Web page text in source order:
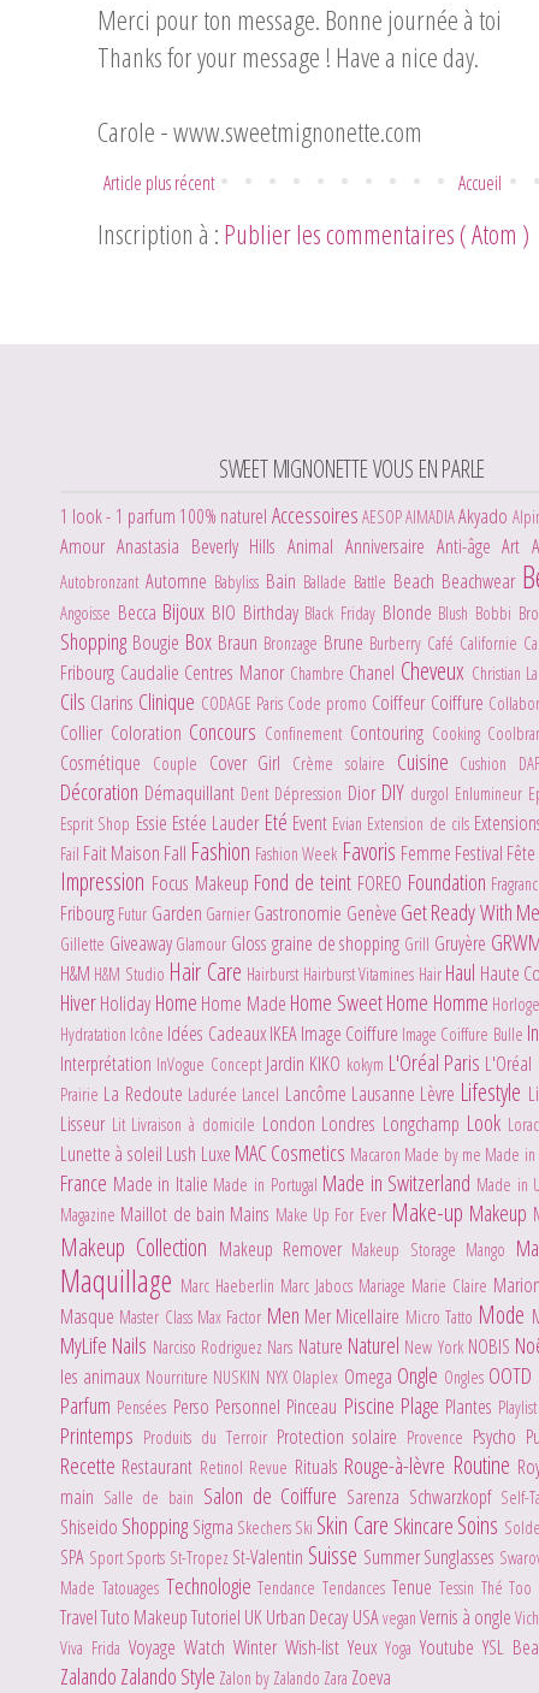
Merci pour ton message. Bonne journée à toi
Thanks for your message ! Have a nice day.
Carole -www.sweetmignonette.com
Article plus récent Accueil
Inscription à :Publier les commentaires ( Atom )
SWEET MIGNONETTE VOUS EN PARLE
1 look - 1 parfum 100% naturel Accessoires AESOPAIMADIAAkyado
Amour Anastasia Beverly HillsAnimal Anniversaire Anti-âgeArt
Autobronzant Automne Babyliss Bain Ballade Battle Beach Beachwear
Angoisse Becca Bijoux BIO Birthday Black Friday Blonde Blush Bobbi
Shopping Bougie Box Braun Bronzage Brune Burberry Café Californie
Fribourg Caudalie Centres Manor Chambre Chanel Cheveux Christian
Cils Clarins Clinique CODAGE Paris Code promo Coiffeur Coiffure
Collier Coloration Concours Confinement Contouring Cooking
Cosmétique Couple Cover Girl Crème solaire Cuisine Cushion
Décoration Démaquillant Dent Dépression Dior DIY durgol Enlumineur
Esprit Shop Essie Estée Lauder Eté Event Evian Extension de cils
Fail Fait Maison Fall Fashion Fashion Week Favoris Femme Festival
Impression Focus Makeup Fond de teint FOREO Foundation
Fribourg Futur Garden Garnier Gastronomie Genève Get Ready With
Gillette Giveaway Glamour Gloss graine de shopping Grill Gruyère
H&M H&M Studio Hair Care Hairburst Hairburst Vitamines Hair Haul Haute
HiverHoliday Home Home Made Home Sweet Home Homme
Hydratation Icône Idées CadeauxIKEAImage Coiffure Image Coiffure Bulle
Interprétation InVogue Concept Jardin KIKO kokym L'Oréal Paris
Prairie La Redoute Ladurée Lancel Lancôme Lausanne Lèvre Lifestyle
Lisseur Lit Livraison à domicile London Londres Longchamp Look
Lunette à soleil Lush Luxe MAC Cosmetics Macaron Made by me Made
France Made in Italie Made in Portugal Made in Switzerland Made in
Magazine Maillot de bain Mains Make Up For Ever Make-up Makeup
Makeup Collection Makeup Remover Makeup Storage Mango
Maquillage Marc Haeberlin Marc Jabocs Mariage Marie Claire
Masque Master Class Max Factor Men MerMicellaire Micro Tatto Mode
MyLife Nails Narciso Rodriguez Nars Nature Naturel New York NOBIS
les animaux Nourriture NUSKIN NYX Olaplex Omega Ongle Ongles OOTD
Parfum Pensées Perso Personnel Pinceau Piscine Plage Plantes
Printemps Produits du Terroir Protection solaire Provence Psycho
Recette Restaurant Retinol Revue Rituals Rouge-à-lèvre Routine
main Salle de bain Salon de Coiffure Sarenza Schwarzkopf Self-
Shiseido Shopping Sigma Skechers Ski Skin Care Skincare Soins
SPA Sport Sports St-Tropez St-Valentin Suisse SummerSunglasses
Made Tatouages TechnologieTendanceTendancesTenue Tessin Thé
TravelTuto MakeupTutoriel UKUrban Decay USAvegan Vernis à ongle
Viva Frida Voyage Watch Winter Wish-list Yeux Yoga Youtube YSL
Zalando Zalando Style Zalon by Zalando Zara Zoeva